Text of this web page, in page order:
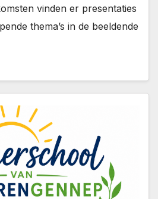
vinden er presentaties
thema’s in de beeldende